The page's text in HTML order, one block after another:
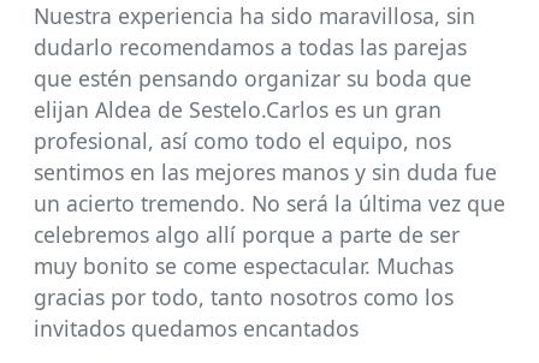
Nuestra experiencia ha sido maravillosa, sin
dudarlo recomendamos a todas las parejas
que estén pensando organizar su boda que
elijan Aldea de Sestelo.Carlos es un gran
profesional, así como todo el equipo, nos
sentimos en las mejores manos y sin duda fue
un acierto tremendo. No será la última vez que
celebremos algo allí porque a parte de ser
muy bonito se come espectacular. Muchas
gracias por todo, tanto nosotros como los
invitados quedamos encantados